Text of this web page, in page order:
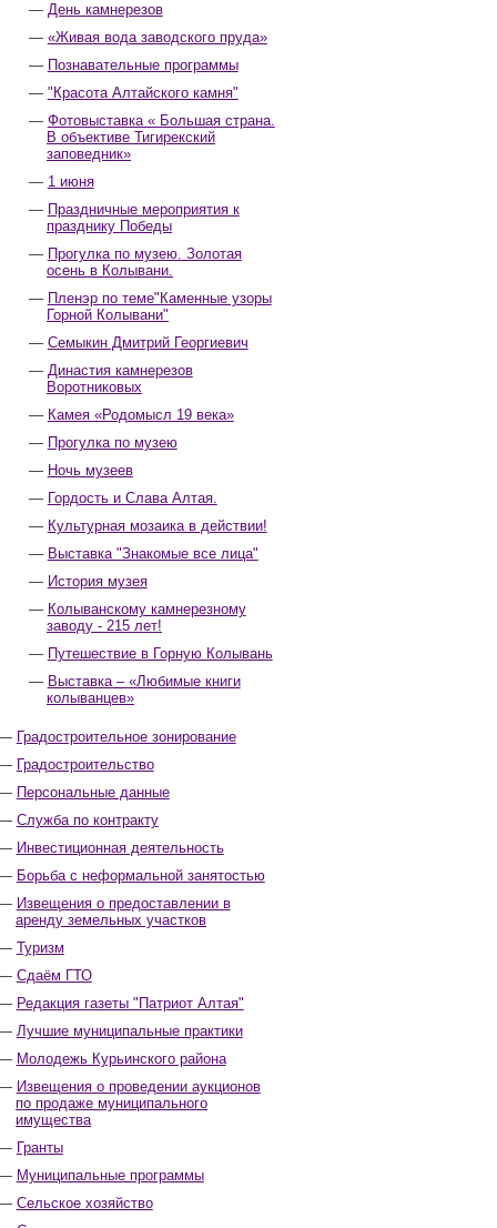
День камнерезов
«Живая вода заводского пруда»
Познавательные программы
"Красота Алтайского камня"
Фотовыставка « Большая страна.
В объективе Тигирекский
заповедник»
1 июня
Праздничные мероприятия к
празднику Победы
Прогулка по музею. Золотая
осень в Колывани.
Пленэр по теме"Каменные узоры
Горной Колывани"
Семыкин Дмитрий Георгиевич
Династия камнерезов
Воротниковых
Камея «Родомысл 19 века»
Прогулка по музею
Ночь музеев
Гордость и Слава Алтая.
Культурная мозаика в действии!
Выставка "Знакомые все лица"
История музея
Колыванскому камнерезному
заводу - 215 лет!
Путешествие в Горную Колывань
Выставка – «Любимые книги
колыванцев»
Градостроительное зонирование
Градостроительство
Персональные данные
Служба по контракту
Инвестиционная деятельность
Борьба с неформальной занятостью
Извещения о предоставлении в
аренду земельных участков
Туризм
Сдаём ГТО
Редакция газеты "Патриот Алтая"
Лучшие муниципальные практики
Молодежь Курьинского района
Извещения о проведении аукционов
по продаже муниципального
имущества
Гранты
Муниципальные программы
Сельское хозяйство